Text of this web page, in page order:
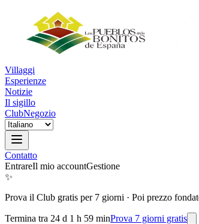
Villaggi
Esperienze
Notizie
Il sigillo
ClubNegozio
Contatto
EntrareIl mio accountGestione
✨
Prova il Club gratis per 7 giorni · Poi prezzo
Termina tra 24 d 1 h 59 minProva 7 giorni gratis